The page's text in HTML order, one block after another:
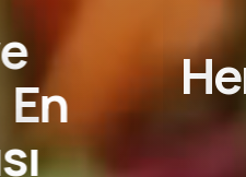
He zama
zam an